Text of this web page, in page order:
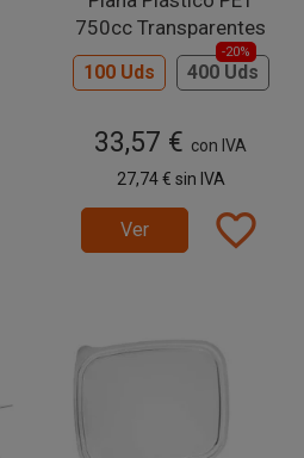
750cc Transparentes
100 Uds 400 Uds
-20%
33,57 € con IVA
27,74 € sin IVA
Ver favorite_border